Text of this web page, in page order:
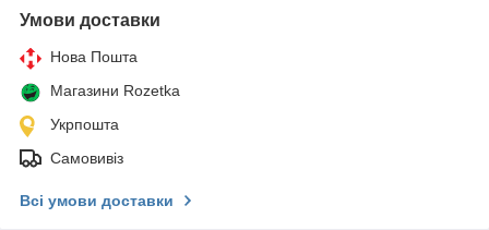
Умови доставки
Нова Пошта
Магазини Rozetka
Укрпошта
Самовивіз
Всі умови доставки